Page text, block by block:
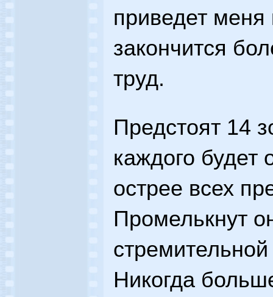
приведет
закончится
труд.
Предстоят 14
каждого будет
острее всех
Промелькнут
Никогда